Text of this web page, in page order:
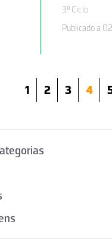
3º Ciclo
Publicado a
1 2 3 4